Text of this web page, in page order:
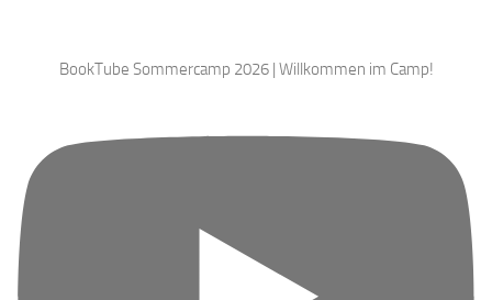
BookTube Sommercamp 2026 | Willkommen im Camp!